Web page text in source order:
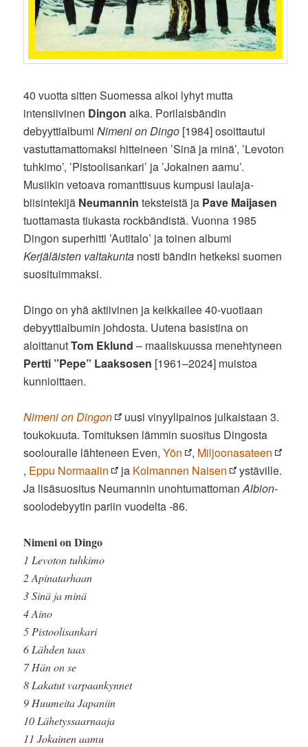
40 vuotta sitten Suomessa alkoi lyhyt mutta
intensiivinen Dingon aika. Porilaisbändin
debyyttialbumiNimeni on Dingo [1984] osoittautui
vastuttamattomaksi hitteineen ’Sinä ja minä’, ’Levoton
tuhkimo’, ’Pistoolisankari’ ja ’Jokainen aamu’.
Musiikin vetoava romanttisuus kumpusi laulaja-
biisintekijä Neumannin teksteistä ja Pave Maijasen
tuottamasta tiukasta rockbändistä. Vuonna 1985
Dingon superhitti ’Autitalo’ ja toinen albumi
Kerjäläisten valtakunta nosti bändin hetkeksi suomen
suosituimmaksi.
Dingo on yhä aktiivinen ja keikkailee 40-vuotiaan
debyyttialbumin johdosta. Uutena basistina on
aloittanutTom Eklund – maaliskuussa menehtyneen
Pertti ”Pepe” Laaksosen [1961–2024] muistoa
kunnioittaen.
Nimeni on Dingon
uusi vinyylipainos julkaistaan 3.
toukokuuta. Tomituksen lämmin suositus Dingosta
soolouralle lähteneen Even,Yön , Miljoonasateen
, Eppu Normaalin ja Kolmannen Naisen
ystäville.
Ja lisäsuositus Neumannin unohtumattomanAlbion-
soolodebyytin pariin vuodelta -86.
Nimeni on Dingo
1 Levoton tuhkimo
2 Apinatarhaan
3 Sinä ja minä
4 Aino
5 Pistoolisankari
6 Lähden taas
7 Hän on se
8 Lakatut varpaankynnet
9 Huumeita Japaniin
10 Lähetyssaarnaaja
11 Jokainen aamu